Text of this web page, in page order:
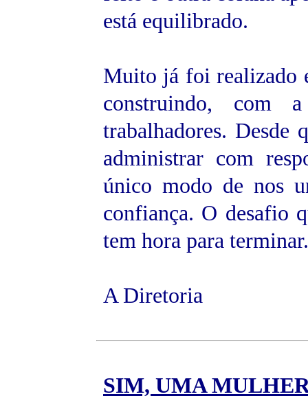
está equilibrado.
Muito já foi realizado
construindo, com
trabalhadores. Desde
administrar com
único modo de nos
confiança. O desafio
tem hora para
A Diretoria
SIM, UMA